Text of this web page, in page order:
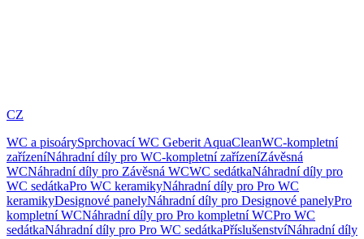
CZ
WC a pisoárySprchovací WC Geberit AquaCleanWC-kompletní
zařízeníNáhradní díly pro WC-kompletní zařízeníZávěsná
WCNáhradní díly pro Závěsná WCWC sedátkaNáhradní díly pro
WC sedátkaPro WC keramikyNáhradní díly pro Pro WC
keramikyDesignové panelyNáhradní díly pro Designové panelyPro
kompletní WCNáhradní díly pro Pro kompletní WCPro WC
sedátkaNáhradní díly pro Pro WC sedátkaPříslušenstvíNáhradní díly